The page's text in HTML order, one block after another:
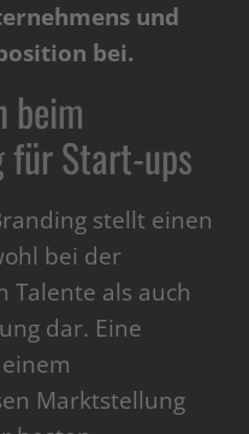
und
bei.
beim
für Start-ups
stellt einen
bei der
Talente als auch
dar. Eine
Marktstellung